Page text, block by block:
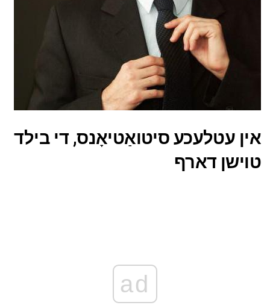
אין עטלעכע סיטואַטיאָנס, די בילד
טוישן דארף
ad